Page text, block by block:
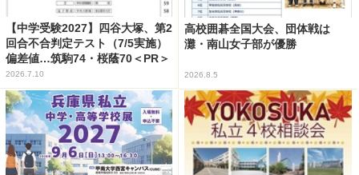
【中学受験2027】四谷大塚、第2
回合不合判定テスト（7/5実施）
偏差値…筑駒74・桜蔭70＜PR＞
2026.7.10
高校囲碁全国大会、団体戦は
灘・南山女子部が優勝
2026.8.5